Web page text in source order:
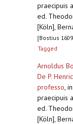
praecipuis
ed.
[Köln],
[Bostius
Tagged
Arnoldus
De P.
professo,
praecipuis
ed.
[Köln],